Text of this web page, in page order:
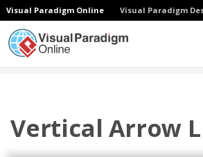
Visual Paradigm Online Visual Paradigm
Vertical Arrow